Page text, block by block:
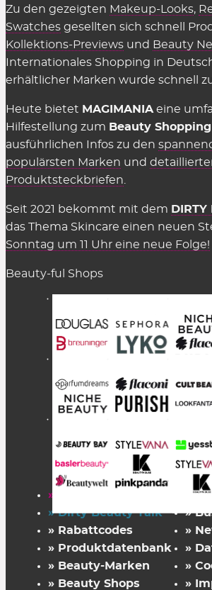
Zu den gezeigten Makeup-Looks,
Swatches gesellten sich schnell
Kollektions-Previews und Beauty
Internationales Shopping in
erhältlicher Marken wurde schnell
Heute bietet MAGIMANIA eine
Hilfestellung zum Beauty
ausführlichen Infos zu den
populärsten Marken und
Produktsteckbriefen
Seit 2021 bekommt mit dem DIRTY
das Thema Skincare einen neuen
Sonntag um 11 Uhr eine neue Folge!
Beauty-ful Shops
» Startseite
» Dirty Beauty Talk
» Rabattcodes
» Produktdatenbank
» Beauty-Marken
» Beauty Shops
»
»
»
»
»
»